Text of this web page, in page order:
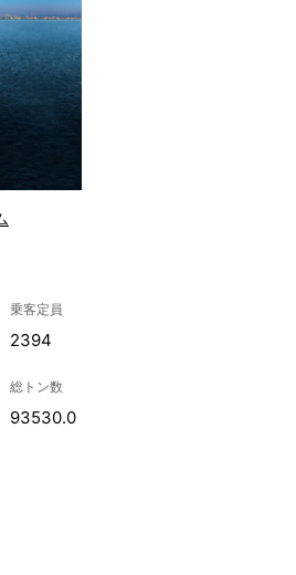
乗客定員
2394
総トン数
93530.0